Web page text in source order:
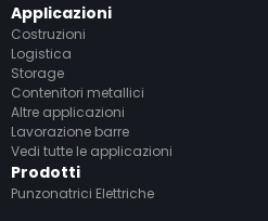
Prodotti
Punzonatrici Elettriche
Applicazioni
Costruzioni
Logistica
Storage
Contenitori metallici
Altre applicazioni
Lavorazione barre
Vedi tutte le applicazioni